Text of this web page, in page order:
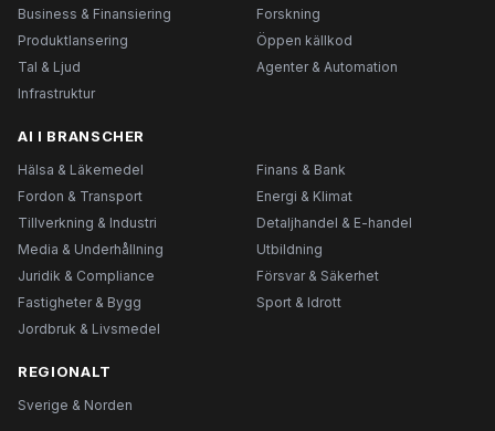
Business & Finansiering
Forskning
Produktlansering
Öppen källkod
Tal & Ljud
Agenter & Automation
Infrastruktur
AI I BRANSCHER
Hälsa & Läkemedel
Finans & Bank
Fordon & Transport
Energi & Klimat
Tillverkning & Industri
Detaljhandel & E-handel
Media & Underhållning
Utbildning
Juridik & Compliance
Försvar & Säkerhet
Fastigheter & Bygg
Sport & Idrott
Jordbruk & Livsmedel
REGIONALT
Sverige & Norden